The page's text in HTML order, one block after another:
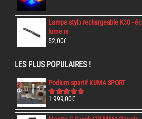
Lampe stylo rechargeable K30 -
lumens
52,00€
LES PLUS POPULAIRES !
Podium sportif KUMA SPORT
Note5.00
sur 5
1 999,00€